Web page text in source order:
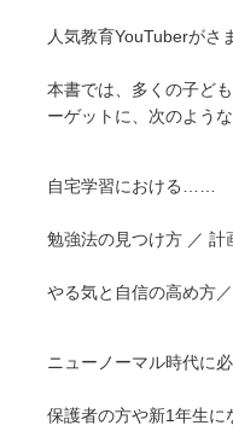
人気教育YouTuberがさ
本書では、多くの子ど
ーゲットに、次のよう
自宅学習における……
勉強法の見つけ方 ／ 計
やる気と自信の高め方
ニューノーマル時代に
保護者の方や新1年生に